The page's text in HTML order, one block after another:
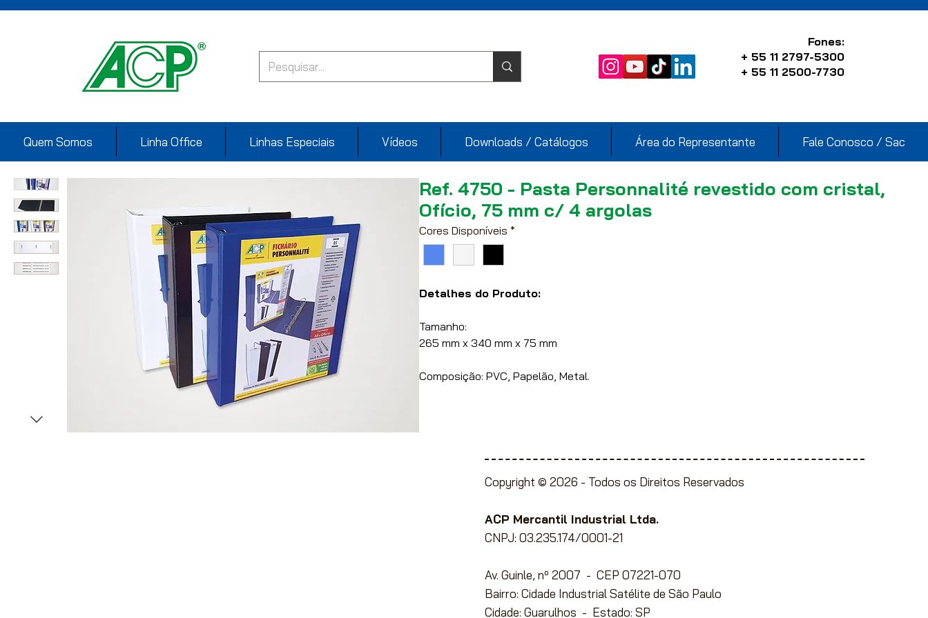
Fones:
+ 55 11 2797-5300
+ 55 11 2500-7730
Quem Somos Linha Office Linhas Especiais Vídeos Downloads / Catálogos Área do Representante Fale Conosco / Sac
Ref. 4750 - Pasta Personnalité revestido com cristal,
Ofício, 75 mm c/ 4 argolas
Cores Disponíveis *
Detalhes do Produto:
Tamanho:
265 mm x 340 mm x 75 mm
Composição: PVC, Papelão, Metal.
Copyright © 2026 - Todos os Direitos Reservados
ACP Mercantil Industrial Ltda.
CNPJ: 03.235.174/0001-21
Av. Guinle, nº 2007 - CEP 07221-070
Bairro: Cidade Industrial Satélite de São Paulo
Cidade: Guarulhos - Estado: SP